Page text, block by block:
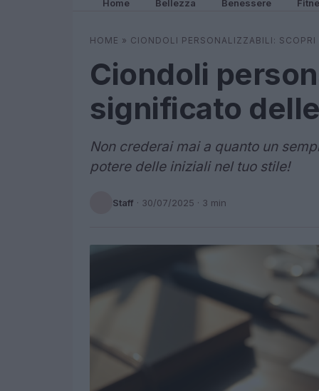
Home Bellezza Benessere
HOME » CIONDOLI PERSONALIZZABILI:
Ciondoli
significato
Non crederai mai a quanto un
potere delle iniziali nel tuo stile!
Staff · 30/07/2025 · 3 min